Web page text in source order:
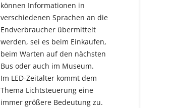
können Informationen in
verschiedenen Sprachen an die
Endverbraucher übermittelt
werden, sei es beim Einkaufen,
beim Warten auf den nächsten
Bus oder auch im Museum.
Im LED-Zeitalter kommt dem
Thema Lichtsteuerung eine
immer größere Bedeutung zu.